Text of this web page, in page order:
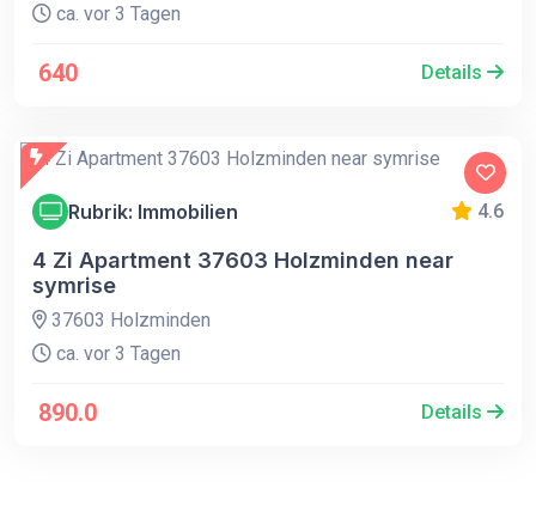
ca. vor 3 Tagen
640 Details
Rubrik: Immobilien 4.6
4 Zi Apartment 37603 Holzminden near
symrise
37603 Holzminden
ca. vor 3 Tagen
890.0 Details